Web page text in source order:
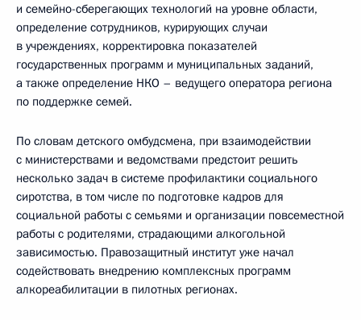
и семейно-сберегающих технологий на уровне области,
определение сотрудников, курирующих случаи
в учреждениях, корректировка показателей
государственных программ и муниципальных заданий,
а также определение НКО – ведущего оператора региона
по поддержке семей.
По словам детского омбудсмена, при взаимодействии
с министерствами и ведомствами предстоит решить
несколько задач в системе профилактики социального
сиротства, в том числе по подготовке кадров для
социальной работы с семьями и организации повсеместной
работы с родителями, страдающими алкогольной
зависимостью. Правозащитный институт уже начал
содействовать внедрению комплексных программ
алкореабилитации в пилотных регионах.